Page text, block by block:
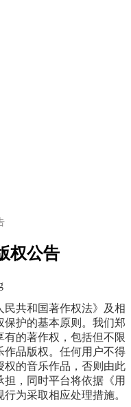
权公告
民共和国著作权法》及相
保护的基本原则。我们郑
的著作权，包括但不限
作品版权。任何用户不得
权的音乐作品，否则由此
，同时平台将依据《用
为采取相应处理措施。